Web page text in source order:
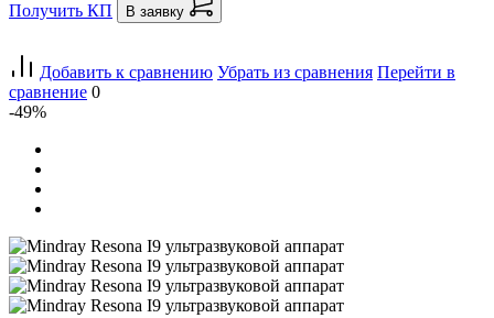
Получить КП
В заявку
Добавить к сравнению Убрать из сравнения Перейти в
сравнение 0
-49%